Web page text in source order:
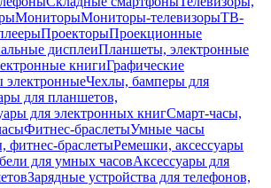
МониторыМониторы-телевизорыТВ-
ПроекторыПроекционные
дисплеиПланшеты, электронные
книгиГрафические
электронныеЧехлы, бамперы для
для планшетов,
для электронных книгСмарт-часы,
Фитнес-браслетыУмные часы
фитнес-браслетыРемешки, аксессуары
для умных часовАксессуары для
Зарядные устройства для телефонов,